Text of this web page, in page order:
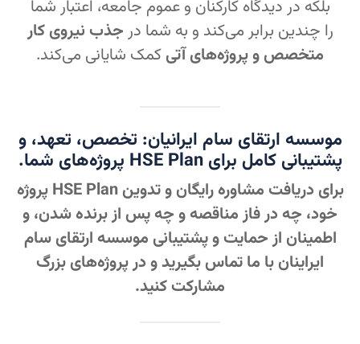
بلکه در دیدگاه کارکنان و عموم جامعه، اعتبار شما
را چندین برابر می‌کند و به شما درجذب نیروی کار
متخصص و پروژه‌های آتیکمک شایانی می‌کند.
موسسه ارتقای سام ایرانیان: تخصص، تعهد، و
پشتیبانی کامل برای HSE Plan پروژه‌های شما.
برای دریافت مشاوره رایگان و تدوین HSE Plan پروژه
خود، چه در فاز مناقصه و چه پس از برنده شدن، و
اطمینان از حمایت و پشتیبانی موسسه ارتقای سام
ایراینان با ما تماس بگیرید و در پروژه‌های بزرگ
مشارکت کنید.